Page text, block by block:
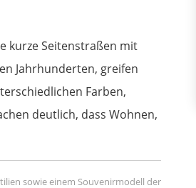
kurze Seitenstraßen mit
Jahrhunderten, greifen
Farben,
deutlich, dass Wohnen,